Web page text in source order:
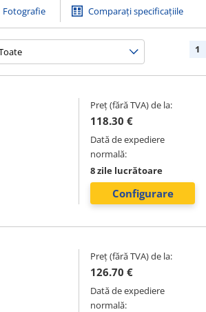
Fotografie Comparați specificațiile
1
Preț (fără TVA) de la:
118.30 €
Dată de expediere
normală:
8 zile lucrătoare
Configurare
Preț (fără TVA) de la:
126.70 €
Dată de expediere
normală: